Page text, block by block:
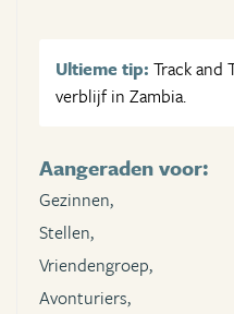
Ultieme tip: Track and
verblijf in Zambia.
Aangeraden voor:
Gezinnen,
Stellen,
Vriendengroep,
Avonturiers,